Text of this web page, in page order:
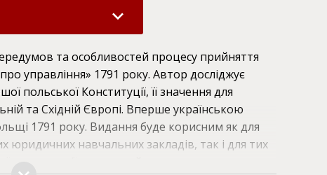
200
200 грн
131.49 грн
та особливостей процесу прийняття
управління» 1791 року. Автор досліджує
польської Конституції, її значення для
та Східній Європі. Вперше українською
1791 року. Видання буде корисним як для
юридичних навчальних закладів, так і для тих